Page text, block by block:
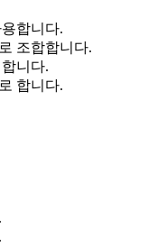
합니다.
조합합니다.
니다.
합니다.